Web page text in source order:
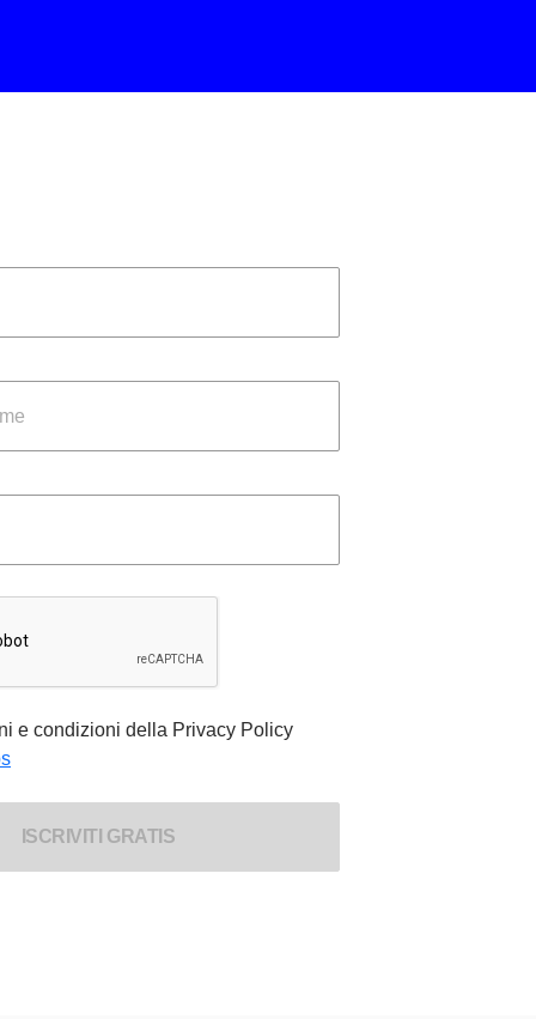
e condizioni della Privacy Policy
ISCRIVITI GRATIS